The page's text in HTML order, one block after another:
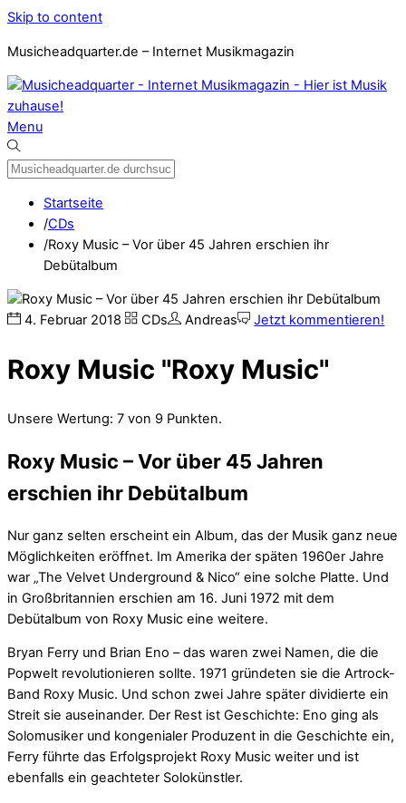
Skip to content
Musicheadquarter.de – Internet Musikmagazin
Menu
Startseite
/CDs
/Roxy Music – Vor über 45 Jahren erschien ihr
Debütalbum
4. Februar 2018 CDs Andreas Jetzt kommentieren!
Roxy Music "Roxy Music"
Unsere Wertung: 7 von 9 Punkten.
Roxy Music – Vor über 45 Jahren
erschien ihr Debütalbum
Nur ganz selten erscheint ein Album, das der Musik ganz neue
Möglichkeiten eröffnet. Im Amerika der späten 1960er Jahre
war „The Velvet Underground & Nico“ eine solche Platte. Und
in Großbritannien erschien am 16. Juni 1972 mit dem
Debütalbum von Roxy Music eine weitere.
Bryan Ferry und Brian Eno – das waren zwei Namen, die die
Popwelt revolutionieren sollte. 1971 gründeten sie die Artrock-
Band Roxy Music. Und schon zwei Jahre später dividierte ein
Streit sie auseinander. Der Rest ist Geschichte: Eno ging als
Solomusiker und kongenialer Produzent in die Geschichte ein,
Ferry führte das Erfolgsprojekt Roxy Music weiter und ist
ebenfalls ein geachteter Solokünstler.